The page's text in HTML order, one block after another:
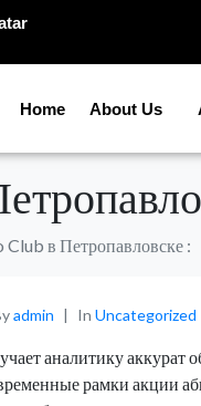
Home About Us
Club в Петропавловске :
admin In Uncategorized
аналитику аккурат
рамки акции